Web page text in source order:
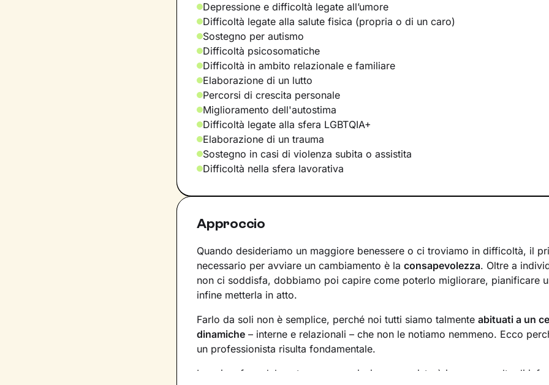
Depressione e difficoltà legate all’umore
Difficoltà legate alla salute fisica (propria o di un caro)
Sostegno per autismo
Difficoltà psicosomatiche
Difficoltà in ambito relazionale e familiare
Elaborazione di un lutto
Percorsi di crescita personale
Miglioramento dell'autostima
Difficoltà legate alla sfera LGBTQIA+
Elaborazione di un trauma
Sostegno in casi di violenza subita o assistita
Difficoltà nella sfera lavorativa
Approccio
Quando desideriamo un maggiore benessere o ci troviamo in difficoltà, il
necessario per avviare un cambiamento è la consapevolezza. Oltre a
non ci soddisfa, dobbiamo poi capire come poterlo migliorare, pianificare
infine metterla in atto.
Farlo da soli non è semplice, perché noi tutti siamo talmente abituati a un
dinamiche – interne e relazionali – che non le notiamo nemmeno. Ecco
un professionista risulta fondamentale.
La prima fase del nostro percorso insieme consisterà in una raccolta di